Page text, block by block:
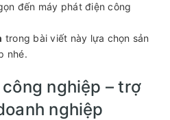
đến máy phát điện công
trong bài viết này lựa chọn sản
nhé.
nghiệp – trợ
nghiệp